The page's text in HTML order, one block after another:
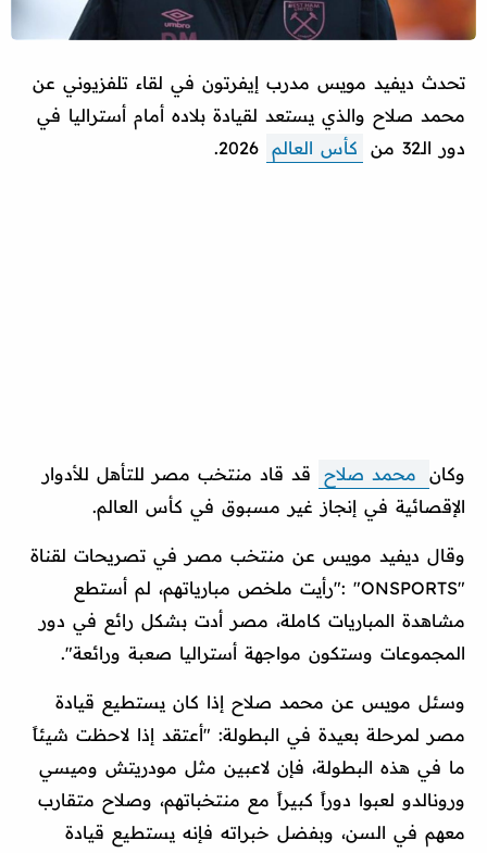
تحدث ديفيد مويس مدرب إيفرتون في لقاء تلفزيوني عن
محمد صلاح والذي يستعد لقيادة بلاده أمام أستراليا في
دور الـ32 من
كأس العالم
وكان محمد صلاح
قد قاد منتخب مصر للتأهل للأدوار
الإقصائية في إنجاز غير مسبوق في كأس العالم.
وقال ديفيد مويس عن منتخب مصر في تصريحات لقناة
"ONSPORTS" :"رأيت ملخص مبارياتهم، لم أستطع
مشاهدة المباريات كاملة، مصر أدت بشكل رائع في دور
المجموعات وستكون مواجهة أستراليا صعبة ورائعة".
وسئل مويس عن محمد صلاح إذا كان يستطيع قيادة
مصر لمرحلة بعيدة في البطولة: "أعتقد إذا لاحظت شيئاً
ما في هذه البطولة، فإن لاعبين مثل مودريتش وميسي
ورونالدو لعبوا دوراً كبيراً مع منتخباتهم، وصلاح متقارب
معهم في السن، وبفضل خبراته فإنه يستطيع قيادة